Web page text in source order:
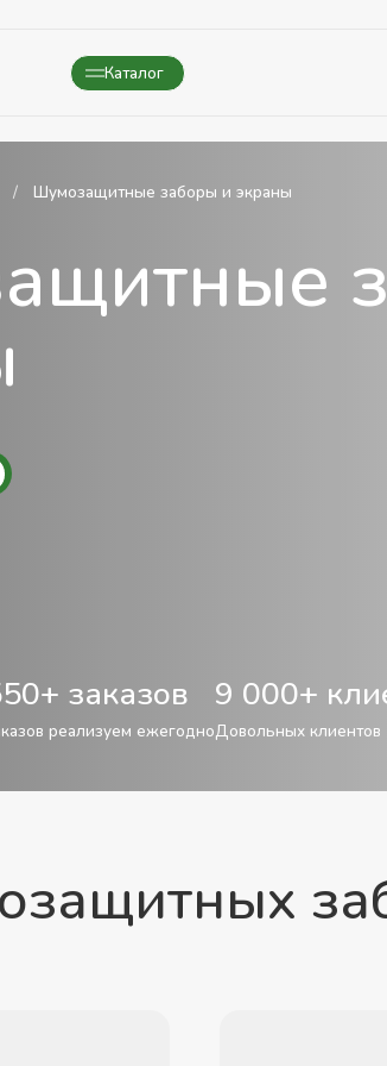
Каталог
Закрыть
Шумозащитные заборы и экраны
заказов
реализуем ежегодно
9 000+
Довольных клиентов